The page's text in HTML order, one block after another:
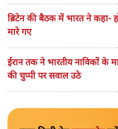
ब्रिटेन की बैठक में भारत ने कहा-
मारे गए
ईरान तक ने भारतीय नाविकों के
की चुप्पी पर सवाल उठे